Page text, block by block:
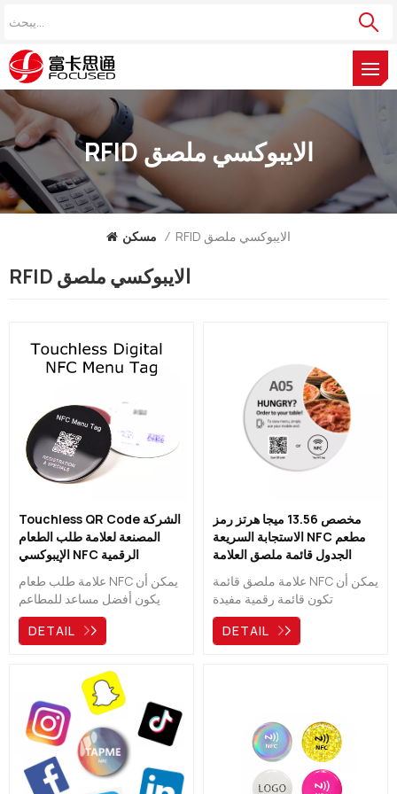
RFID الايبوكسي ملصق
مسكن / RFID الايبوكسي ملصق
RFID الايبوكسي ملصق
Touchless QR Code الشركة
المصنعة لعلامة طلب الطعام
الإيبوكسي NFC الرقمية
علامة طلب طعام NFC يمكن أن
يكون أفضل مساعد للمطاعم
والحانات والمقاهي والحانات
والفنادق. يحتاج العملاء فقط إلى
رؤية القائمة الرقمية مباشرة. لم
يعد على الضيوف الانتظار في
DETAIL
مخصص 13.56 ميجا هرتز رمز
الاستجابة السريعة NFC مطعم
الجدول قائمة ملصق العلامة
الشركة المصنعة
علامة ملصق قائمة NFC يمكن أن
تكون قائمة رقمية مفيدة
للمطاعم والحانات والمقاهي
والحانات والفنادق. يمكن
DETAIL